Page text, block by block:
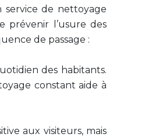
de nettoyage
prévenir l’usure des
de passage :
des habitants.
constant aide à
aux visiteurs, mais